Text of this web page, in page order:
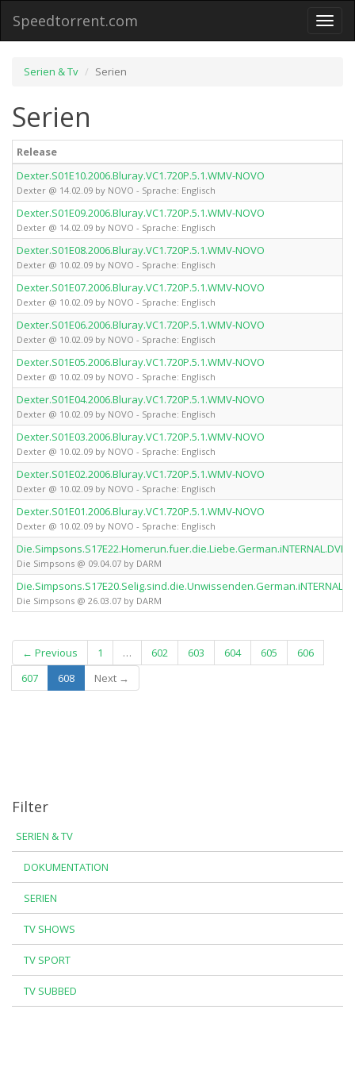
Toggle
Speedtorrent.com
Serien & Tv Serien
Serien
Release
Dexter.S01E10.2006.Bluray.VC1.720P.5.1.WMV-NOVO
Dexter @ 14.02.09 by NOVO - Sprache: Englisch
Dexter.S01E09.2006.Bluray.VC1.720P.5.1.WMV-NOVO
Dexter @ 14.02.09 by NOVO - Sprache: Englisch
Dexter.S01E08.2006.Bluray.VC1.720P.5.1.WMV-NOVO
Dexter @ 10.02.09 by NOVO - Sprache: Englisch
Dexter.S01E07.2006.Bluray.VC1.720P.5.1.WMV-NOVO
Dexter @ 10.02.09 by NOVO - Sprache: Englisch
Dexter.S01E06.2006.Bluray.VC1.720P.5.1.WMV-NOVO
Dexter @ 10.02.09 by NOVO - Sprache: Englisch
Dexter.S01E05.2006.Bluray.VC1.720P.5.1.WMV-NOVO
Dexter @ 10.02.09 by NOVO - Sprache: Englisch
Dexter.S01E04.2006.Bluray.VC1.720P.5.1.WMV-NOVO
Dexter @ 10.02.09 by NOVO - Sprache: Englisch
Dexter.S01E03.2006.Bluray.VC1.720P.5.1.WMV-NOVO
Dexter @ 10.02.09 by NOVO - Sprache: Englisch
Dexter.S01E02.2006.Bluray.VC1.720P.5.1.WMV-NOVO
Dexter @ 10.02.09 by NOVO - Sprache: Englisch
Dexter.S01E01.2006.Bluray.VC1.720P.5.1.WMV-NOVO
Dexter @ 10.02.09 by NOVO - Sprache: Englisch
Die Simpsons @ 09.04.07 by DARM
Die Simpsons @ 26.03.07 by DARM
← Previous 1 … 602 603 604 605
606
607
608(current)
Next →
Filter
SERIEN & TV
DOKUMENTATION
SERIEN
TV SHOWS
TV SPORT
TV SUBBED